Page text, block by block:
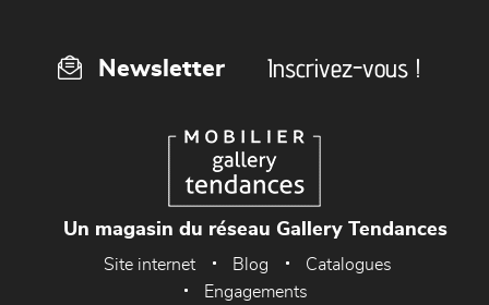
Newsletter Inscrivez-vous !
Un magasin du réseau Gallery Tendances
Site internet Blog
Catalogues
Engagements